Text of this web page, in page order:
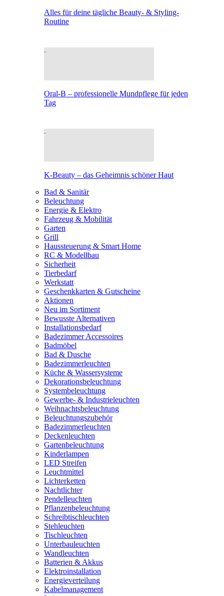
Alles für deine tägliche Beauty- & Styling-
Routine
Oral-B – professionelle Mundpflege für jeden
Tag
K-Beauty – das Geheimnis schöner Haut
Bad & Sanitär
Beleuchtung
Energie & Elektro
Fahrzeug & Mobilität
Garten
Grill
Haussteuerung & Smart Home
RC & Modellbau
Sicherheit
Tierbedarf
Werkstatt
Geschenkkarten & Gutscheine
Aktionen
Neu im Sortiment
Bewusste Alternativen
Installationsbedarf
Badezimmer Accessoires
Badmöbel
Bad & Dusche
Badezimmerleuchten
Küche & Wassersysteme
Dekorationsbeleuchtung
Systembeleuchtung
Gewerbe- & Industrieleuchten
Weihnachtsbeleuchtung
Beleuchtungszubehör
Badezimmerleuchten
Deckenleuchten
Gartenbeleuchtung
Kinderlampen
LED Streifen
Leuchtmittel
Lichterketten
Nachtlichter
Pendelleuchten
Pflanzenbeleuchtung
Schreibtischleuchten
Stehleuchten
Tischleuchten
Unterbauleuchten
Wandleuchten
Batterien & Akkus
Elektroinstallation
Energieverteilung
Kabelmanagement